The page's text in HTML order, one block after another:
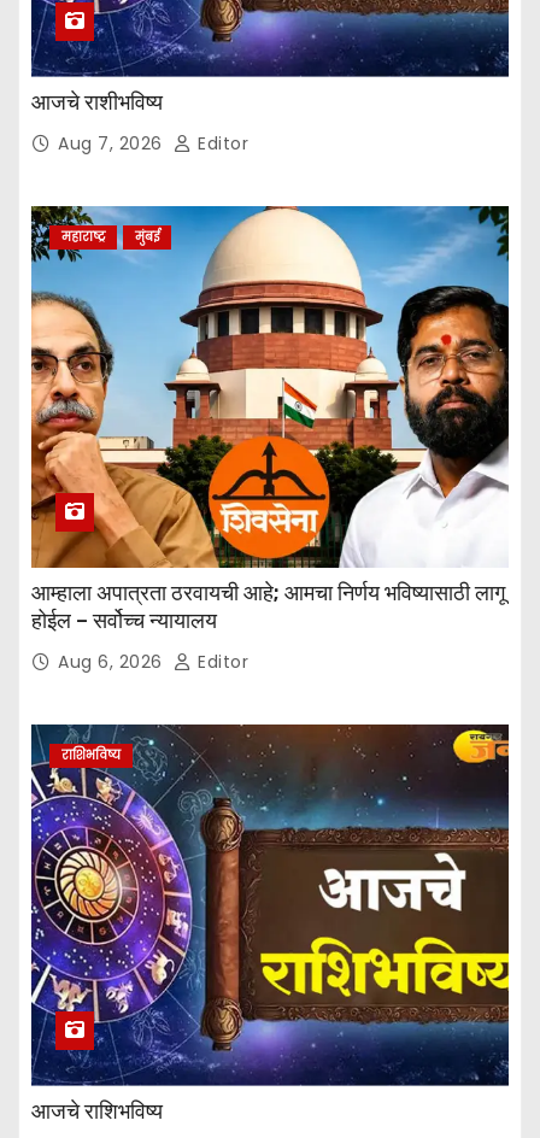
a
t
i
n
आजचे राशीभविष्य
Aug 7, 2026 Editor
महाराष्ट्र मुंबई
आम्हाला अपात्रता ठरवायची आहे; आमचा निर्णय भविष्यासाठी लागू
होईल – सर्वोच्च न्यायालय
Aug 6, 2026 Editor
राशिभविष्य
आजचे राशिभविष्य